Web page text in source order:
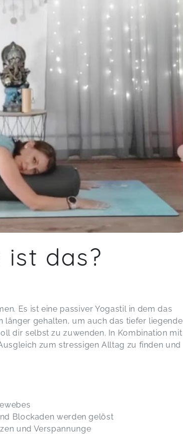
ist das?
Es ist eine passiver Yogastil in dem das
länger gehalten, um auch das tiefer liegende
dir selbst zu zuwenden. In Kombination mit
zum stressigen Alltag zu finden und
Blockaden werden gelöst
und Verspannunge